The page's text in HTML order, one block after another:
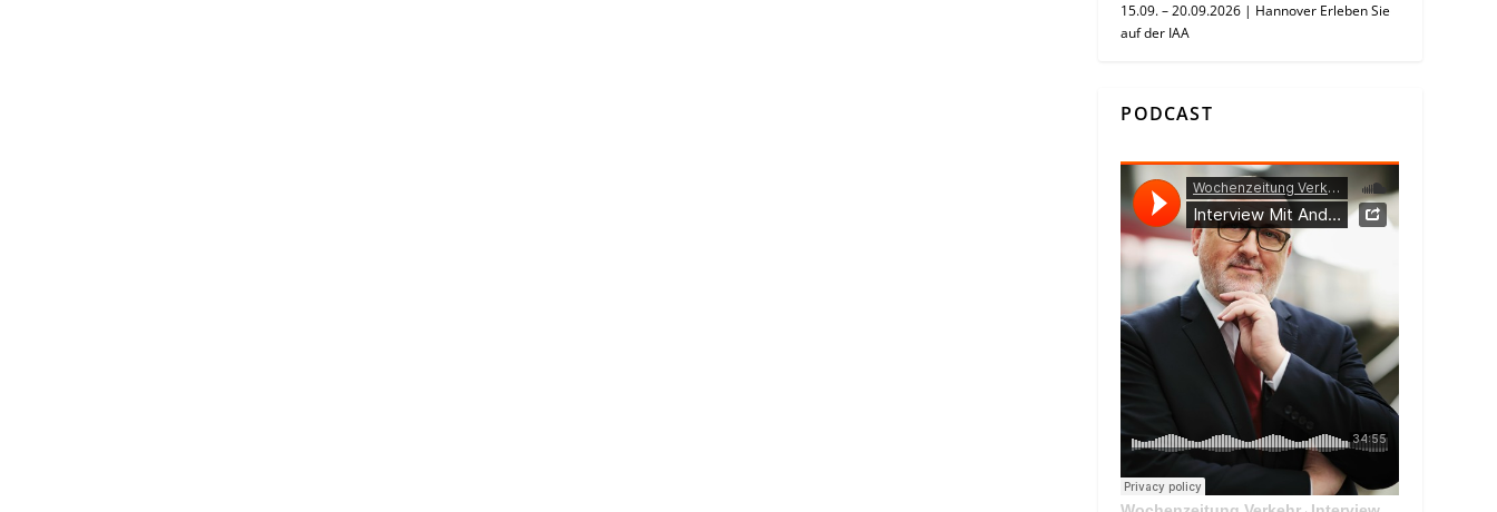
15.09. – 20.09.2026 | Hannover Erleben Sie
auf der IAA
PODCAST